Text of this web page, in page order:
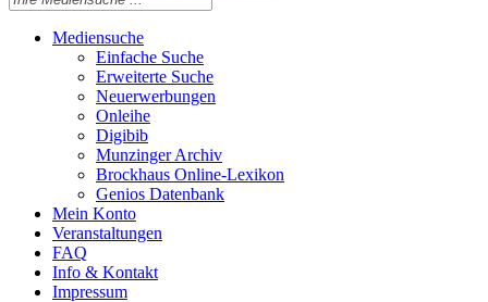
Mediensuche
Einfache Suche
Erweiterte Suche
Neuerwerbungen
Onleihe
Digibib
Munzinger Archiv
Brockhaus Online-Lexikon
Genios Datenbank
Mein Konto
Veranstaltungen
FAQ
Info & Kontakt
Impressum